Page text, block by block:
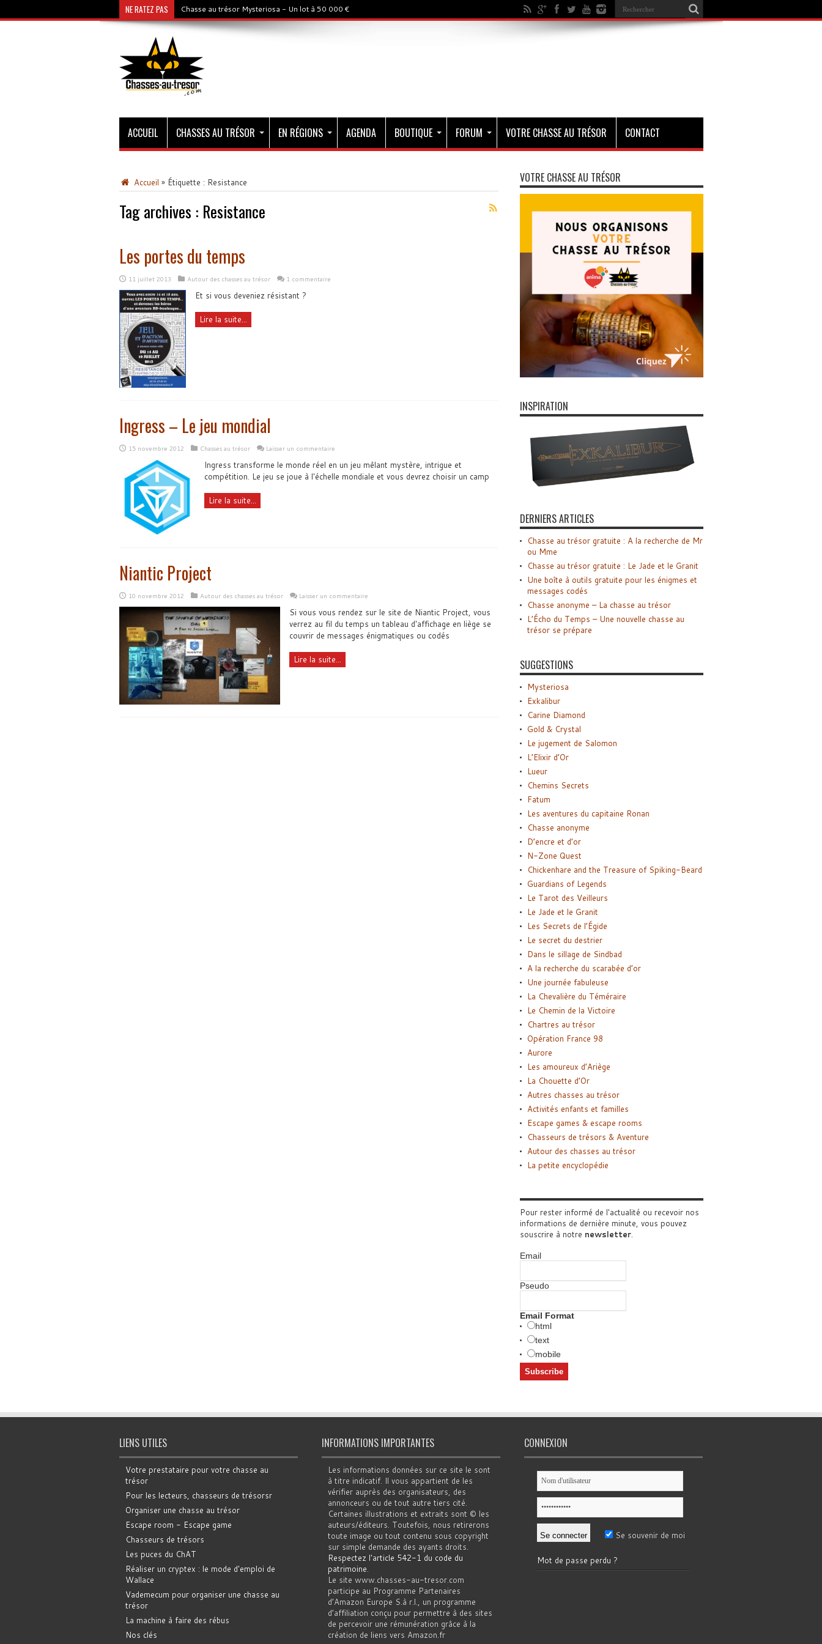
NE RATEZ PAS Chasse au trésor Mysteriosa - Un lot à 50 000 €
ACCUEIL CHASSES AU TRÉSOR EN RÉGIONS AGENDA BOUTIQUE FORUM VOTRE CHASSE AU TRÉSOR CONTACT
Accueil » Étiquette : Resistance
Tag archives : Resistance
Les portes du temps
11 juillet 2013 Autour des chasses au trésor 1 commentaire
Et si vous deveniez résistant ?
Lire la suite...
Ingress – Le jeu mondial
15 novembre 2012 Chasses au trésor Laisser un commentaire
Ingress transforme le monde réel en un jeu mêlant mystère, intrigue et
compétition. Le jeu se joue à l'échelle mondiale et vous devrez choisir un camp
Lire la suite...
Niantic Project
10 novembre 2012 Autour des chasses au trésor Laisser un commentaire
Si vous vous rendez sur le site de Niantic Project, vous
verrez au fil du temps un tableau d'affichage en liège se
couvrir de messages énigmatiques ou codés
Lire la suite...
VOTRE CHASSE AU TRÉSOR
INSPIRATION
DERNIERS ARTICLES
Chasse au trésor gratuite : A la recherche de Mr
ou Mme
Chasse au trésor gratuite : Le Jade et le Granit
Une boîte à outils gratuite pour les énigmes et
messages codés
Chasse anonyme – La chasse au trésor
L’Écho du Temps – Une nouvelle chasse au
trésor se prépare
SUGGESTIONS
Mysteriosa
Exkalibur
Carine Diamond
Gold & Crystal
Le jugement de Salomon
L’Elixir d’Or
Lueur
Chemins Secrets
Fatum
Les aventures du capitaine Ronan
Chasse anonyme
D’encre et d’or
N-Zone Quest
Chickenhare and the Treasure of Spiking-Beard
Guardians of Legends
Le Tarot des Veilleurs
Le Jade et le Granit
Les Secrets de l’Égide
Le secret du destrier
Dans le sillage de Sindbad
A la recherche du scarabée d’or
Une journée fabuleuse
La Chevalière du Téméraire
Le Chemin de la Victoire
Chartres au trésor
Opération France 98
Aurore
Les amoureux d’Ariège
La Chouette d’Or
Autres chasses au trésor
Activités enfants et familles
Escape games & escape rooms
Chasseurs de trésors & Aventure
Autour des chasses au trésor
La petite encyclopédie
Pour rester informé de l'actualité ou recevoir nos
informations de dernière minute, vous pouvez
souscrire à notre newsletter.
Email
Pseudo
Email Format
html
text
mobile
LIENS UTILES
Votre prestataire pour votre chasse au
trésor
Pour les lecteurs, chasseurs de trésorsr
Organiser une chasse au trésor
Escape room - Escape game
Chasseurs de trésors
Les puces du ChAT
Réaliser un cryptex : le mode d'emploi de
Wallace
Vademecum pour organiser une chasse au
trésor
La machine à faire des rébus
Nos clés
INFORMATIONS IMPORTANTES
Les informations données sur ce site le sont
à titre indicatif. Il vous appartient de les
vérifier auprès des organisateurs, des
annonceurs ou de tout autre tiers cité.
Certaines illustrations et extraits sont © les
auteurs/éditeurs. Toutefois, nous retirerons
toute image ou tout contenu sous copyright
sur simple demande des ayants droits.
Respectez l'article 542-1 du code du
patrimoine
Le site www.chasses-au-tresor.com
participe au Programme Partenaires
d’Amazon Europe S.à r.l., un programme
d’affiliation conçu pour permettre à des sites
de percevoir une rémunération grâce à la
création de liens vers Amazon.fr
CONNEXION
Se souvenir de moi
Mot de passe perdu ?